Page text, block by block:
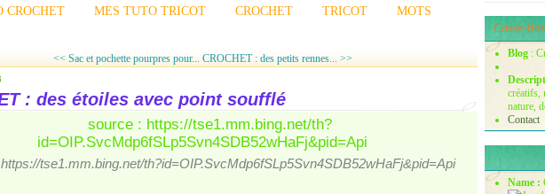
CROCHET MES TUTO TRICOT CROCHET TRICOT
MOTS
<< Sac et pochette pourpres pour... CROCHET : des petits rennes... >>
: des étoiles avec point soufflé
tse1.mm.bing.net/th?id=OIP.SvcMdp6fSLp5Svn4SDB52wHaFj&pid=Api
Casse-
Blog :
créatifs,
nature,
Contact
Name :